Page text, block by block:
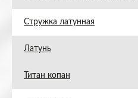
Стружка латунная
Латунь
Титан копан